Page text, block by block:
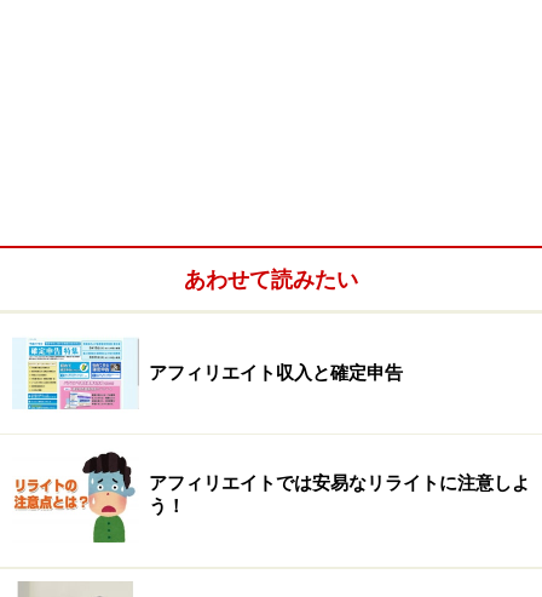
例えば「トマトダイエット」や「グリーンスムージーダ
イエット」など、様々なサイトや雑誌で掲載されて話題
になると「グリーンスムージーダイエット」とそのまま
検索する人が急増します。
あわせて読みたい
アフィリエイト収入と確定申告
アフィリエイトでは安易なリライトに注意しよ
う！